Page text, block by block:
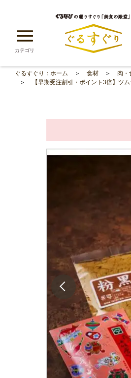
カテゴリ
ぐるすぐり：ホーム 食材 肉・
【早期受注割引・ポイント3倍】ツ